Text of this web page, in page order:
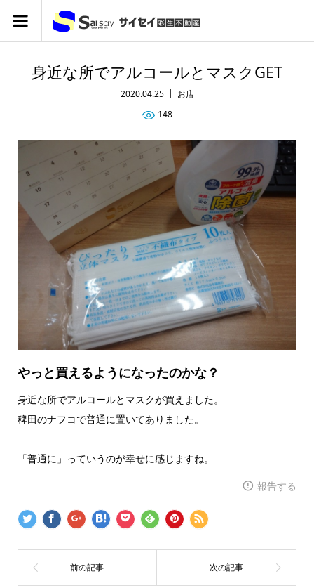
身近な所でアルコールとマスクGET
2020.04.25
お店
148
やっと買えるようになったのかな？
身近な所でアルコールとマスクが買えました。
稗田のナフコで普通に置いてありました。
「普通に」っていうのが幸せに感じますね。
報告する